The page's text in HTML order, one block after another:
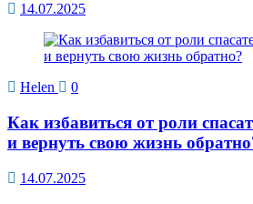
14.07.2025
Helen 0
Как избавиться от роли
и вернуть свою жизнь
14.07.2025